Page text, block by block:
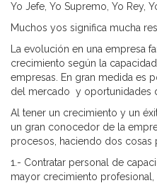
Yo Jefe, Yo Supremo, Yo Rey,
Muchos yos significa mucha
La evolución en una empresa
crecimiento según la
empresas. En gran medida es
del mercado y oportunidades
Al tener un crecimiento y un
un gran conocedor de la
procesos, haciendo dos cosas
1.- Contratar personal de
mayor crecimiento